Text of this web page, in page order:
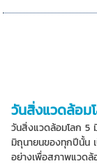
วันสิ่งแวดล้อม
วันสิ่งแวดล้อมโลก 5
มิถุนายนของทุกปีนั้น เ
อย่างเพื่อสภาพแวดล้